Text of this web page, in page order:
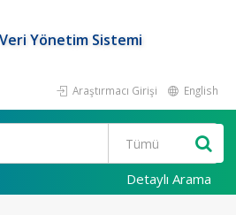
Yönetim Sistemi
Araştırmacı Girişi English
Detaylı Arama